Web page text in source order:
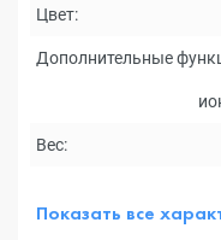
Цвет:
Дополнительные
Вес:
Показать все